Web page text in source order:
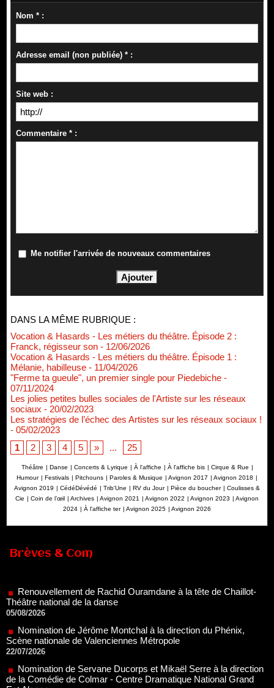
Nom * :
Adresse email (non publiée) * :
Site web :
Commentaire * :
Me notifier l'arrivée de nouveaux commentaires
DANS LA MÊME RUBRIQUE :
Vocation & Hasards - Les métiers du théâtre. Épisode 2 :
Franck, régisseur son - 12/06/2026
Vocation & Hasards - Les métiers du théâtre. Épisode 1 :
Mélanie, habilleuse - 11/04/2026
"Ferme ta gueule", un premier single pour Piedebiche -
07/11/2024
Les jolies petites bulles sociales de l'Artiste sur les réseaux
sociaux - 20/02/2023
Les stratégies de l’échec des Artistes sur les réseaux sociaux !
- 05/02/2023
1
2 3 4 5 » ... 25
Théâtre | Danse | Concerts & Lyrique | À l'affiche | À l'affiche bis | Cirque & Rue |
Humour | Festivals | Pitchouns | Paroles & Musique | Avignon 2017 | Avignon 2018 |
Avignon 2019 | CédéDévédé | Trib'Une | RV du Jour | Pièce du boucher | Coulisses &
Cie | Coin de l’œil | Archives | Avignon 2021 | Avignon 2022 | Avignon 2023 | Avignon
2024 | À l'affiche ter | Avignon 2025 | Avignon 2026
Brèves & Com
Renouvellement de Rachid Ouramdane à la tête de Chaillot-
Nomination de Jérôme Montchal à la direction du Phénix,
Scène nationale de Valenciennes Métropole
Nomination de Servane Ducorps et Mikaël Serre à la direction
de la Comédie de Colmar - Centre Dramatique National Grand
07/07/2026